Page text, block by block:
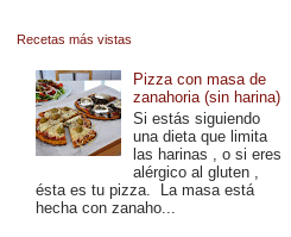
Recetas más vistas
Pizza con masa de
zanahoria (sin harina)
Si estás siguiendo
una dieta que limita
las harinas , o si eres
alérgico al gluten ,
ésta es tu pizza. La masa está
hecha con zanaho...